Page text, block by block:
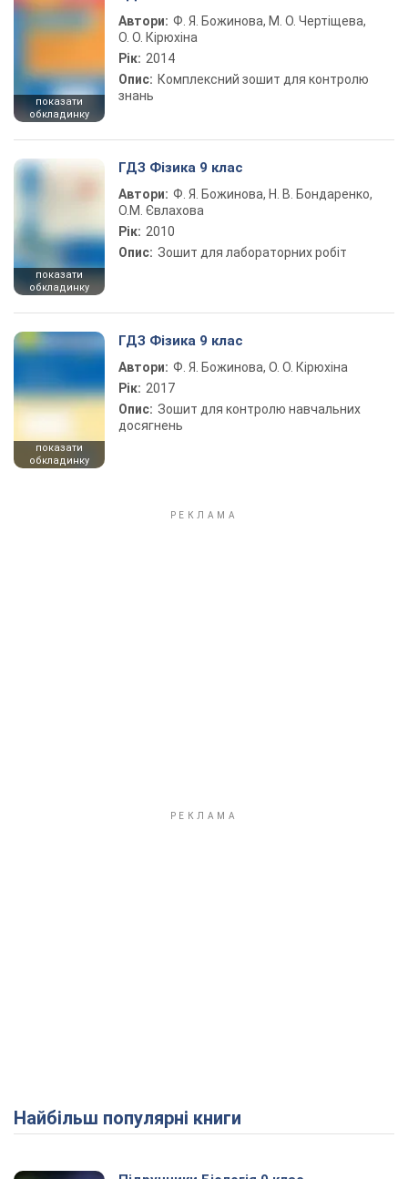
показати
обкладинку
Автори: Ф. Я. Божинова, М. О. Чертіщева,
О. О. Кірюхіна
Рік: 2014
Опис: Комплексний зошит для контролю
знань
показати
обкладинку
ГДЗ Фізика 9 клас
Автори: Ф. Я. Божинова, Н. В. Бондаренко,
О.М. Євлахова
Рік: 2010
Опис: Зошит для лабораторних робіт
показати
обкладинку
ГДЗ Фізика 9 клас
Автори: Ф. Я. Божинова, О. О. Кірюхіна
Рік: 2017
Опис: Зошит для контролю навчальних
досягнень
Найбільш популярні книги